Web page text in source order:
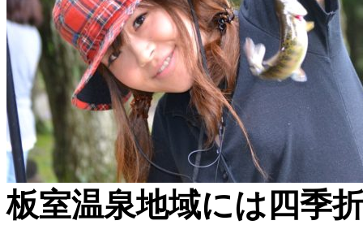
板室温泉地域には四季